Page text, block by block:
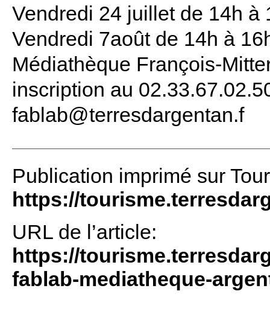
Vendredi 24 juillet de 14h à
Vendredi 7août de 14h à
Médiathèque François-
inscription au
fablab@terresdargentan.f
Publication imprimé sur
https://
URL de l’article:
https://
fablab-mediatheque-